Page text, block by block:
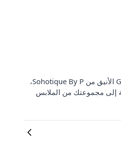
اكتشفي أحدث صيحات الموضة النسائية مع ElbiseBul! نقدم لك بنطلون Gri Payetli Bol Paça Pantolon الأنيق من Sohotique By P،
إلى مجموعتك من الملابس